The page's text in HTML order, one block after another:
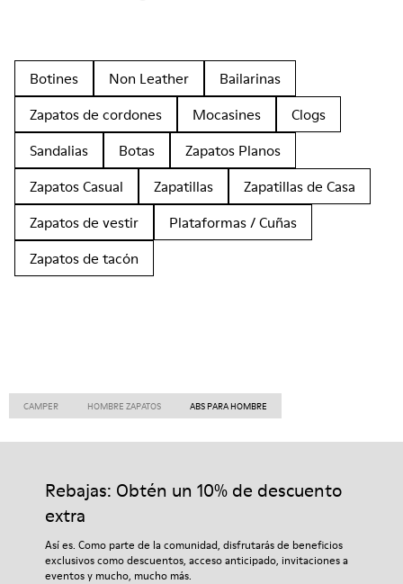
Botines Non Leather
Bailarinas
Zapatos de cordones
Mocasines
Clogs
Sandalias
Botas
Zapatos Planos
Zapatos Casual
Zapatillas
Zapatillas de Casa
Zapatos de vestir
Plataformas / Cuñas
Zapatos de tacón
CAMPER HOMBRE ZAPATOS ABS PARA HOMBRE
Rebajas: Obtén un 10% de descuento
extra
Así es. Como parte de la comunidad, disfrutarás de beneficios
exclusivos como descuentos, acceso anticipado, invitaciones a
eventos y mucho, mucho más.